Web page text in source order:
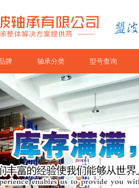
牌 轴承分类 型号查询